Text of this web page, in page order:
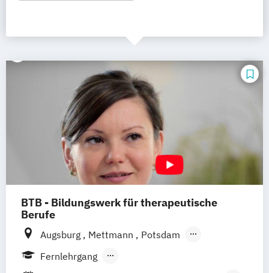
BTB - Bildungswerk für therapeutische
Berufe
Augsburg Mettmann
Potsdam
Remscheid (Hauptsitz)
Fernlehrgang